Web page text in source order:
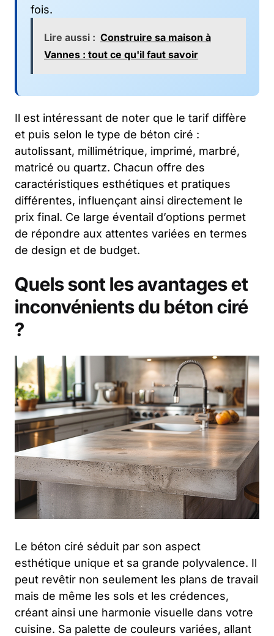
fois.
Lire aussi : Construire sa maison à
Vannes : tout ce qu'il faut savoir
Il est intéressant de noter que le tarif diffère
et puis selon le type de béton ciré :
autolissant, millimétrique, imprimé, marbré,
matricé ou quartz. Chacun offre des
caractéristiques esthétiques et pratiques
différentes, influençant ainsi directement le
prix final. Ce large éventail d’options permet
de répondre aux attentes variées en termes
de design et de budget.
Quels sont les avantages et
inconvénients du béton ciré
?
Le béton ciré séduit par son aspect
esthétique unique et sa grande polyvalence. Il
peut revêtir non seulement les plans de travail
mais de même les sols et les crédences,
créant ainsi une harmonie visuelle dans votre
cuisine. Sa palette de couleurs variées, allant